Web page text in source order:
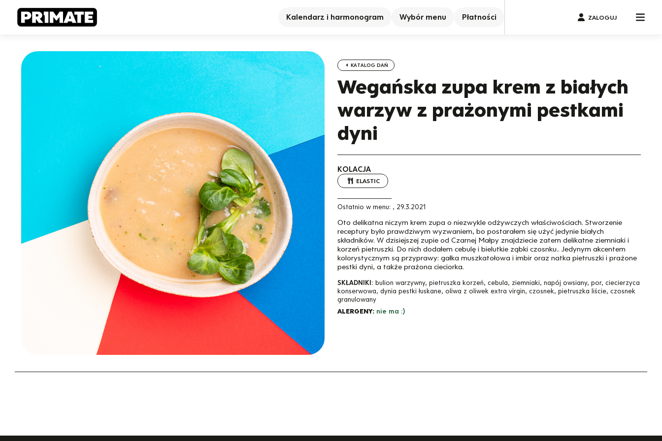
Kalendarz i harmonogram Wybór menu Płatności ZALOGUJ
KATALOG DAŃ
Wegańska zupa krem z białych
warzyw z prażonymi pestkami
dyni
KOLACJA
ELASTIC
Ostatnio w menu: , 29.3.2021
Oto delikatna niczym krem zupa o niezwykle odżywczych właściwościach. Stworzenie
receptury było prawdziwym wyzwaniem, bo postarałem się użyć jedynie białych
składników. W dzisiejszej zupie od Czarnej Małpy znajdziecie zatem delikatne ziemniaki i
korzeń pietruszki. Do nich dodałem cebulę i bielutkie ząbki czosnku.. Jedynym akcentem
kolorystycznym są przyprawy: gałka muszkatołowa i imbir oraz natka pietruszki i prażone
pestki dyni, a także prażona cieciorka.
SKŁADNIKI: bulion warzywny, pietruszka korzeń, cebula, ziemniaki, napój owsiany, por, ciecierzyca
konserwowa, dynia pestki łuskane, oliwa z oliwek extra virgin, czosnek, pietruszka liście, czosnek
granulowany
ALERGENY: nie ma :)